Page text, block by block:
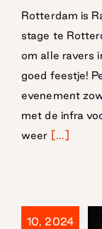
Rotterdam is
stage te
om alle ravers
goed feestje!
evenement
met de infra
weer [...]
10, 2024